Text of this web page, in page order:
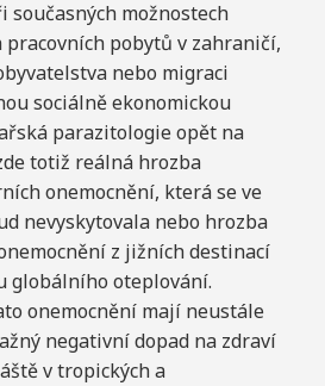
současných možnostech
pracovních pobytů v zahraničí,
nebo migraci
sociálně ekonomickou
parazitologie opět na
totiž reálná hrozba
onemocnění, která se ve
nevyskytovala nebo hrozba
z jižních destinací
globálního oteplování.
onemocnění mají neustále
negativní dopad na zdraví
v tropických a